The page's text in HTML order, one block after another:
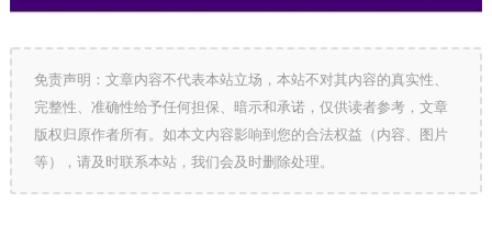
免责声明：文章内容不代表本站立场，本站不对其内容的真实性、
完整性、准确性给予任何担保、暗示和承诺，仅供读者参考，文章
版权归原作者所有。如本文内容影响到您的合法权益（内容、图片
等），请及时联系本站，我们会及时删除处理。